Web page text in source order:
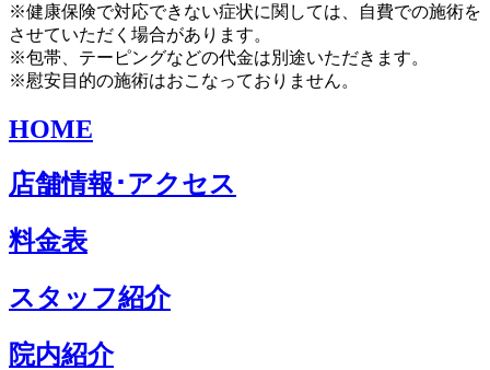
※健康保険で対応できない症状に関しては、自費での施術を
させていただく場合があります。
※包帯、テーピングなどの代金は別途いただきます。
※慰安目的の施術はおこなっておりません。
HOME
店舗情報･アクセス
料金表
スタッフ紹介
院内紹介